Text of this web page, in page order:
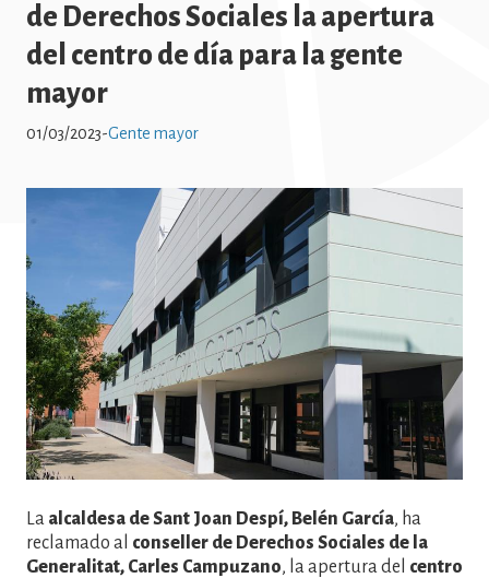
de Derechos Sociales la apertura
del centro de día para la gente
mayor
01/03/2023-Gente mayor
Imatge
La alcaldesa de Sant Joan Despí, Belén García, ha
reclamado al conseller de Derechos Sociales de la
Generalitat, Carles Campuzano, la apertura del centro